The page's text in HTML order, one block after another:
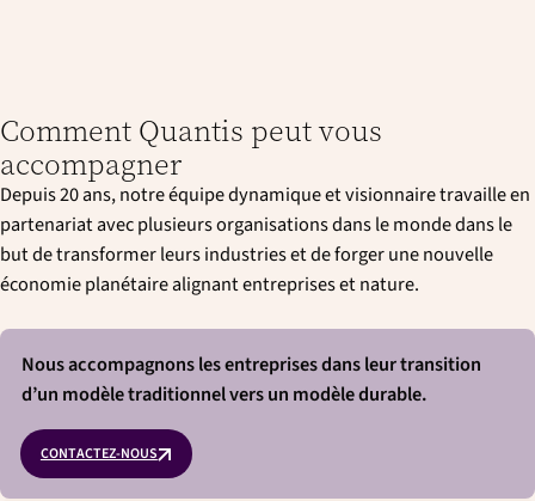
Comment Quantis peut vous
accompagner
Depuis 20 ans, notre équipe dynamique et visionnaire travaille en
partenariat avec plusieurs organisations dans le monde dans le
but de transformer leurs industries et de forger une nouvelle
économie planétaire alignant entreprises et nature.
Nous accompagnons les entreprises dans leur transition
d’un modèle traditionnel vers un modèle durable.
CONTACTEZ-NOUS